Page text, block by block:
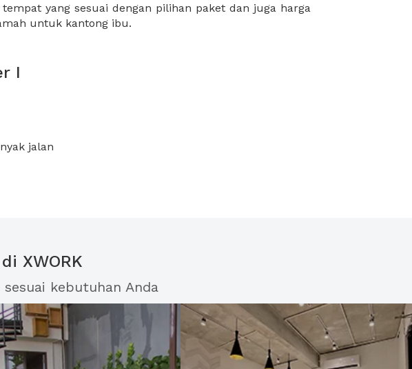
untuk kantong ibu.
I
jalan
XWORK
kebutuhan Anda